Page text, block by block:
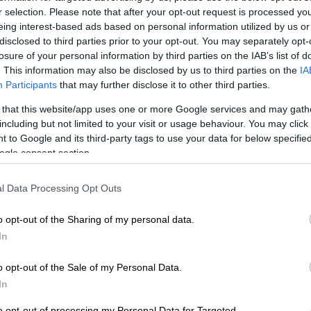
selection. Please note that after your opt-out request is processed
interest-based ads based on personal information utilized by us
to third parties prior to your opt-out. You may separately
of your personal information by third parties on the IAB’s list of
This information may also be disclosed by us to third parties on the
Participants that may further disclose it to other third parties.
that this website/app uses one or more Google services and may
but not limited to your visit or usage behaviour. You may
to Google and its third-party tags to use your data for below
consent section.
Data Processing Opt Outs
opt-out of the Sharing of my personal data.
opt-out of the Sale of my Personal Data.
Σαν Σήμερα |20.08.2023 00:00
Λέον Τρότσκι: Γιατί ο Στάλιν τον
μισούσε θανάσιμα και ορκίστηκε
να τον εξοντώσει – Από μια
ορειβατική αξίνα πήρε την
ικανοποίηση που περίμενε χρόνια
ο ηγέτης της ΕΣΣΔ
Ο Λέον Τρότσκι ήταν θεωρητικός του
και θεμελιωτής του μαρξιστικού